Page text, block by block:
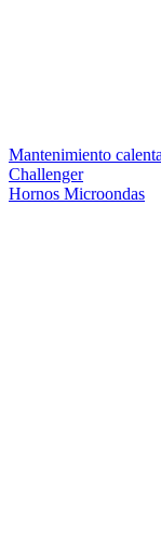
Mantenimiento
Challenger
Hornos Microondas